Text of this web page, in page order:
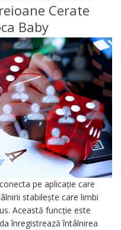
Cerate
Baby
pe aplicație care
stabilește care limbi
Această funcție este
înregistrează întâlnirea